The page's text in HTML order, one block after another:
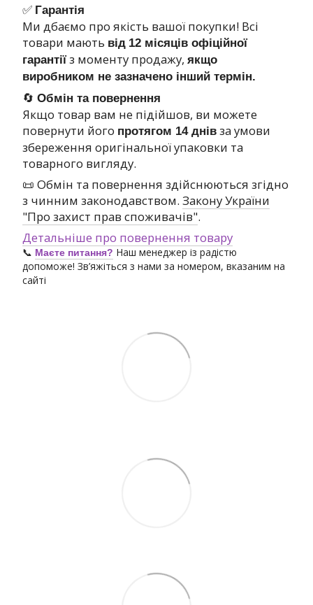
✅ Гарантія
Ми дбаємо про якість вашої покупки! Всі
товари мають від 12 місяців офіційної
гарантії з моменту продажу, якщо
виробником не зазначено інший термін.
🔄 Обмін та повернення
Якщо товар вам не підійшов, ви можете
повернути його протягом 14 днів за умови
збереження оригінальної упаковки та
товарного вигляду.
📜 Обмін та повернення здійснюються згідно
з чинним законодавством. Закону України
"Про захист прав споживачів".
Детальніше про повернення товару
📞 Маєте питання? Наш менеджер із радістю
допоможе! Зв’яжіться з нами за номером, вказаним на
сайті